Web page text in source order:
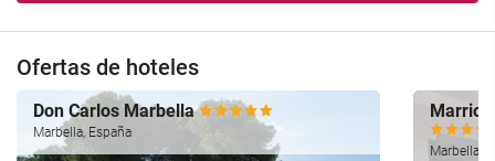
Ofertas de hoteles
Don Carlos Marbella
Marbella, España
Marbella,